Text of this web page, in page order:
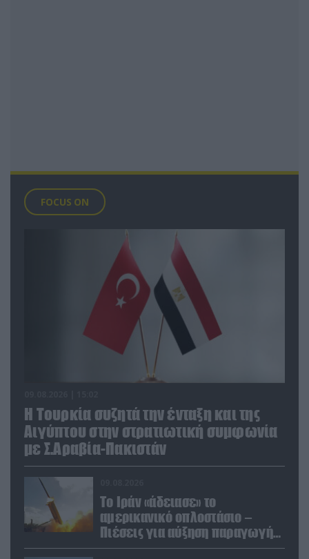
FOCUS ON
Η Τουρκία συζητά την ένταξη και της
Αιγύπτου στην στρατιωτική συμφωνία
με Σ.Αραβία-Πακιστάν
Το Ιράν «άδειασε» το
αμερικανικό οπλοστάσιο –
Πιέσεις για αύξηση παραγωγής
Patriot και THAAD